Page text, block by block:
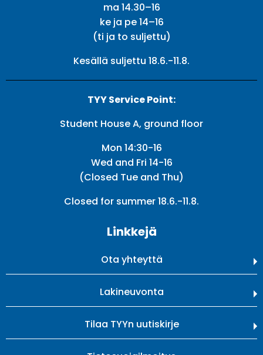
ma 14.30–16
ke ja pe 14–16
(ti ja to suljettu)
Kesällä suljettu 18.6.-11.8.
TYY Service Point:
Student House A, ground floor
Mon 14:30-16
Wed and Fri 14-16
(Closed Tue and Thu)
Closed for summer 18.6.-11.8.
Linkkejä
Ota yhteyttä
Lakineuvonta
Tilaa TYYn uutiskirje